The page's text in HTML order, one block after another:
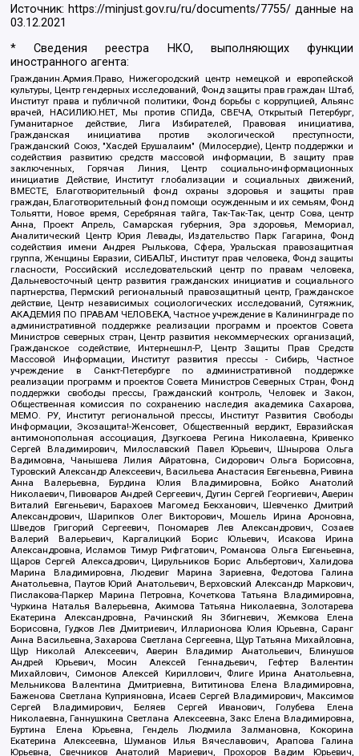
Источник: https://minjust.gov.ru/ru/documents/7755/ данные на
03.12.2021
* Сведения реестра НКО, выполняющих функции
иностранного агента:
Гражданин.Армия.Право, Нижегородский центр немецкой и европейской
культуры, Центр гендерных исследований, Фонд защиты прав граждан Штаб,
Институт права и публичной политики, Фонд борьбы с коррупцией, Альянс
врачей, НАСИЛИЮ.НЕТ, Мы против СПИДа, СВЕЧА, Открытый Петербург,
Гуманитарное действие, Лига Избирателей, Правовая инициатива,
Гражданская инициатива против экологической преступности,
Гражданский Союз, "Хасдей Ерушалаим" (Милосердие), Центр поддержки и
содействия развитию средств массовой информации, В защиту прав
заключенных, Горячая Линия, Центр социально-информационных
инициатив Действие, Институт глобализации и социальных движений,
ВМЕСТЕ, Благотворительный фонд охраны здоровья и защиты прав
граждан, Благотворительный фонд помощи осужденным и их семьям, Фонд
Тольятти, Новое время, Серебряная тайга, Так-Так-Так, центр Сова, центр
Анна, Проект Апрель, Самарская губерния, Эра здоровья, Мемориал,
Аналитический Центр Юрия Левады, Издательство Парк Гагарина, Фонд
содействия имени Андрея Рылькова, Сфера, Уральская правозащитная
группа, Женщины Евразии, СИБАЛЬТ, Институт прав человека, Фонд защиты
гласности, Российский исследовательский центр по правам человека,
Дальневосточный центр развития гражданских инициатив и социального
партнерства, Пермский региональный правозащитный центр, Гражданское
действие, Центр независимых социологических исследований, Сутяжник,
АКАДЕМИЯ ПО ПРАВАМ ЧЕЛОВЕКА, Частное учреждение в Калининграде по
административной поддержке реализации программ и проектов Совета
Министров северных стран, Центр развития некоммерческих организаций,
Гражданское содействие, Интернешнл-Р, Центр Защиты Прав Средств
Массовой Информации, Институт развития прессы - Сибирь, Частное
учреждение в Санкт-Петербурге по административной поддержке
реализации программ и проектов Совета Министров Северных Стран, Фонд
поддержки свободы прессы, Гражданский контроль, Человек и Закон,
Общественная комиссия по сохранению наследия академика Сахарова,
МЕМО. РУ, Институт региональной прессы, Институт Развития Свободы
Информации, Экозащита!-Женсовет, Общественный вердикт, Евразийская
антимонопольная ассоциация, Дзугкоева Регина Николаевна, Кривенко
Сергей Владимирович, Милославский Павел Юрьевич, Шнырова Ольга
Вадимовна, Чанышева Лилия Айратовна, Сидорович Ольга Борисовна,
Туровский Александр Алексеевич, Васильева Анастасия Евгеньевна, Ривина
Анна Валерьевна, Бурдина Юлия Владимировна, Бойко Анатолий
Николаевич, Пивоваров Андрей Сергеевич, Дугин Сергей Георгиевич, Аверин
Виталий Евгеньевич, Барахоев Магомед Бекханович, Шевченко Дмитрий
Александрович, Шарипков Олег Викторович, Мошель Ирина Ароновна,
Шведов Григорий Сергеевич, Пономарев Лев Александрович, Созаев
Валерий Валерьевич, Каргалицкий Борис Юльевич, Исакова Ирина
Александровна, Исламов Тимур Рифгатович, Романова Ольга Евгеньевна,
Щаров Сергей Алексадрович, Цирульников Борис Альбертович, Халидова
Марина Владимировна, Людевиг Марина Зариевна, Федотова Галина
Анатольевна, Паутов Юрий Анатольевич, Верховский Александр Маркович,
Пислакова-Паркер Марина Петровна, Кочеткова Татьяна Владимировна,
Чуркина Наталья Валерьевна, Акимова Татьяна Николаевна, Золотарева
Екатерина Александровна, Рачинский Ян Збигневич, Жемкова Елена
Борисовна, Гудков Лев Дмитриевич, Илларионова Юлия Юрьевна, Саранг
Анна Васильевна, Захарова Светлана Сергеевна, Щур Татьяна Михайловна,
Щур Николай Алексеевич, Аверин Владимир Анатольевич, Блинушов
Андрей Юрьевич, Мосин Алексей Геннадьевич, Гефтер Валентин
Михайлович, Симонов Алексей Кириллович, Флиге Ирина Анатольевна,
Мельникова Валентина Дмитриевна, Вититинова Елена Владимировна,
Баженова Светлана Куприяновна, Исаев Сергей Владимирович, Максимов
Сергей Владимирович, Беляев Сергей Иванович, Голубева Елена
Николаевна, Ганнушкина Светлана Алексеевна, Закс Елена Владимировна,
Буртина Елена Юрьевна, Гендель Людмила Залмановна, Кокорина
Екатерина Алексеевна, Шуманов Илья Вячеславович, Арапова Галина
Юрьевна, Свечников Анатолий Мариевич, Прохоров Вадим Юрьевич,